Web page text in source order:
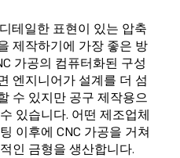
테일한 표현이 있는 압축
제작하기에 가장 좋은 방
가공의 컴퓨터화된 구성
엔지니어가 설계를 더 섬
수 있지만 공구 제작용으
있습니다. 어떤 제조업체
이후에 CNC 가공을 거쳐
인 금형을 생산합니다.